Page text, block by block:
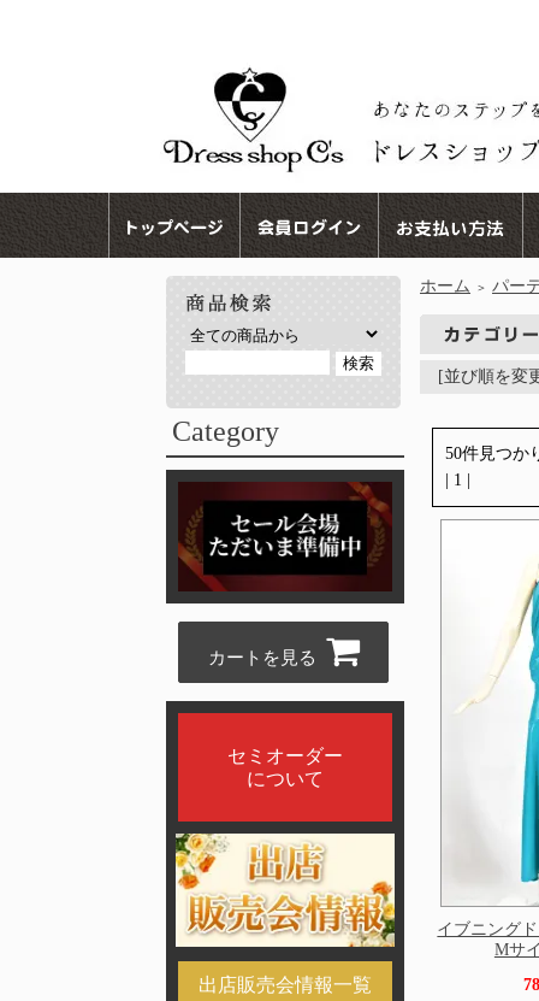
Category
カートを見る
セミオーダー
について
出店販売会情報一覧
ホーム ＞ パー
[並び順を変
50件見つか
| 1 |
イブニング
Mサ